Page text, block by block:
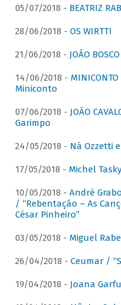
05/07/2018 - BEATRIZ
28/06/2018 - OS WIRTTI
21/06/2018 - JOÃO
14/06/2018 -
Miniconto
07/06/2018 - JOÃO
Garimpo
24/05/2018 - Ná Ozzetti
17/05/2018 - Michel
10/05/2018 - André
/ “Rebentação – As
César Pinheiro”
03/05/2018 - Miguel
26/04/2018 - Ceumar /
19/04/2018 - Joana